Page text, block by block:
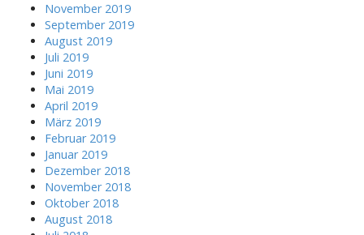
November 2019
September 2019
August 2019
Juli 2019
Juni 2019
Mai 2019
April 2019
März 2019
Februar 2019
Januar 2019
Dezember 2018
November 2018
Oktober 2018
August 2018